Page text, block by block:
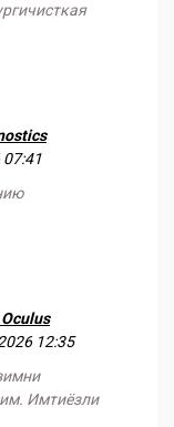
12:35
Имтиёзли